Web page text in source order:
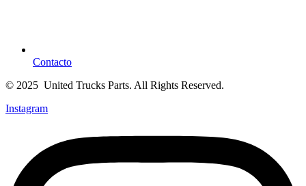
Contacto
© 2025 United Trucks Parts. All Rights Reserved.
Instagram